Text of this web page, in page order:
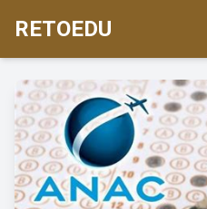
RETOEDU